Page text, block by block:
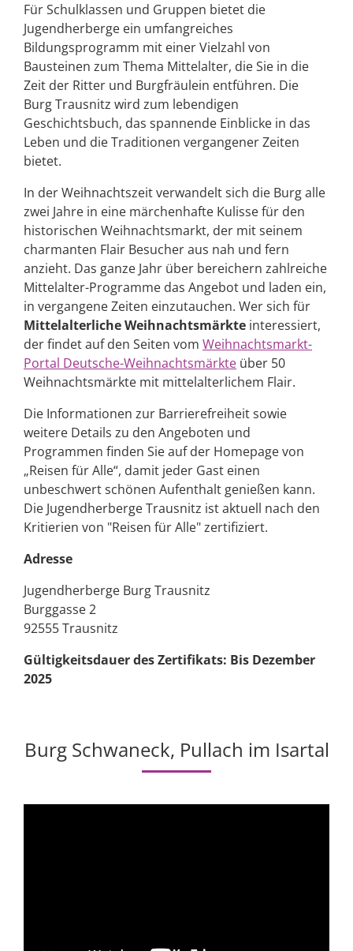
Für Schulklassen und Gruppen bietet die
Jugendherberge ein umfangreiches
Bildungsprogramm mit einer Vielzahl von
Bausteinen zum Thema Mittelalter, die Sie in die
Zeit der Ritter und Burgfräulein entführen. Die
Burg Trausnitz wird zum lebendigen
Geschichtsbuch, das spannende Einblicke in das
Leben und die Traditionen vergangener Zeiten
bietet.
In der Weihnachtszeit verwandelt sich die Burg alle
zwei Jahre in eine märchenhafte Kulisse für den
historischen Weihnachtsmarkt, der mit seinem
charmanten Flair Besucher aus nah und fern
anzieht. Das ganze Jahr über bereichern zahlreiche
Mittelalter-Programme das Angebot und laden ein,
in vergangene Zeiten einzutauchen. Wer sich für
Mittelalterliche Weihnachtsmärkte interessiert,
der findet auf den Seiten vom Weihnachtsmarkt-
Portal Deutsche-Weihnachtsmärkte über 50
Weihnachtsmärkte mit mittelalterlichem Flair.
Die Informationen zur Barrierefreiheit sowie
weitere Details zu den Angeboten und
Programmen finden Sie auf der Homepage von
„Reisen für Alle“, damit jeder Gast einen
unbeschwert schönen Aufenthalt genießen kann.
Die Jugendherberge Trausnitz ist aktuell nach den
Kritierien von "Reisen für Alle" zertifiziert.
Adresse
Jugendherberge Burg Trausnitz
Burggasse 2
92555 Trausnitz
Gültigkeitsdauer des Zertifikats: Bis Dezember
2025
Burg Schwaneck, Pullach im Isartal